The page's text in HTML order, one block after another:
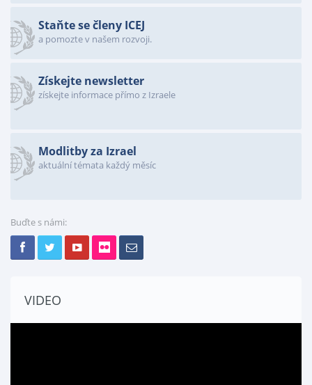
Staňte se členy ICEJ
a pomozte v našem rozvoji.
Získejte newsletter
získejte informace přímo z Izraele
Modlitby za Izrael
aktuální témata každý měsíc
Buďte s námi:
VIDEO